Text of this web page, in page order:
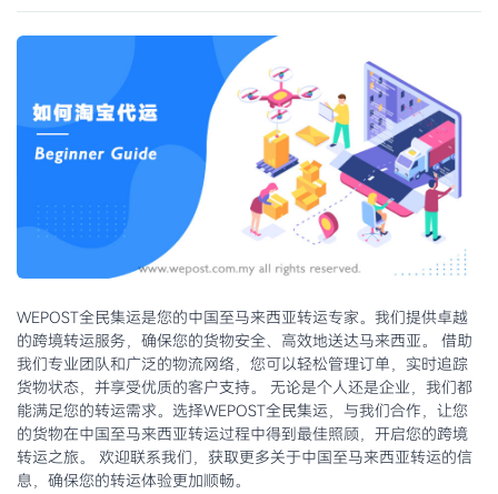
WEPOST全民集运是您的中国至马来西亚转运专家。我们提供卓越
的跨境转运服务，确保您的货物安全、高效地送达马来西亚。 借助
我们专业团队和广泛的物流网络，您可以轻松管理订单，实时追踪
货物状态，并享受优质的客户支持。 无论是个人还是企业，我们都
能满足您的转运需求。选择WEPOST全民集运，与我们合作，让您
的货物在中国至马来西亚转运过程中得到最佳照顾，开启您的跨境
转运之旅。 欢迎联系我们，获取更多关于中国至马来西亚转运的信
息，确保您的转运体验更加顺畅。